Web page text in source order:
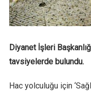
Diyanet İşleri
tavsiyelerde bulundu.
Hac yolculuğu için